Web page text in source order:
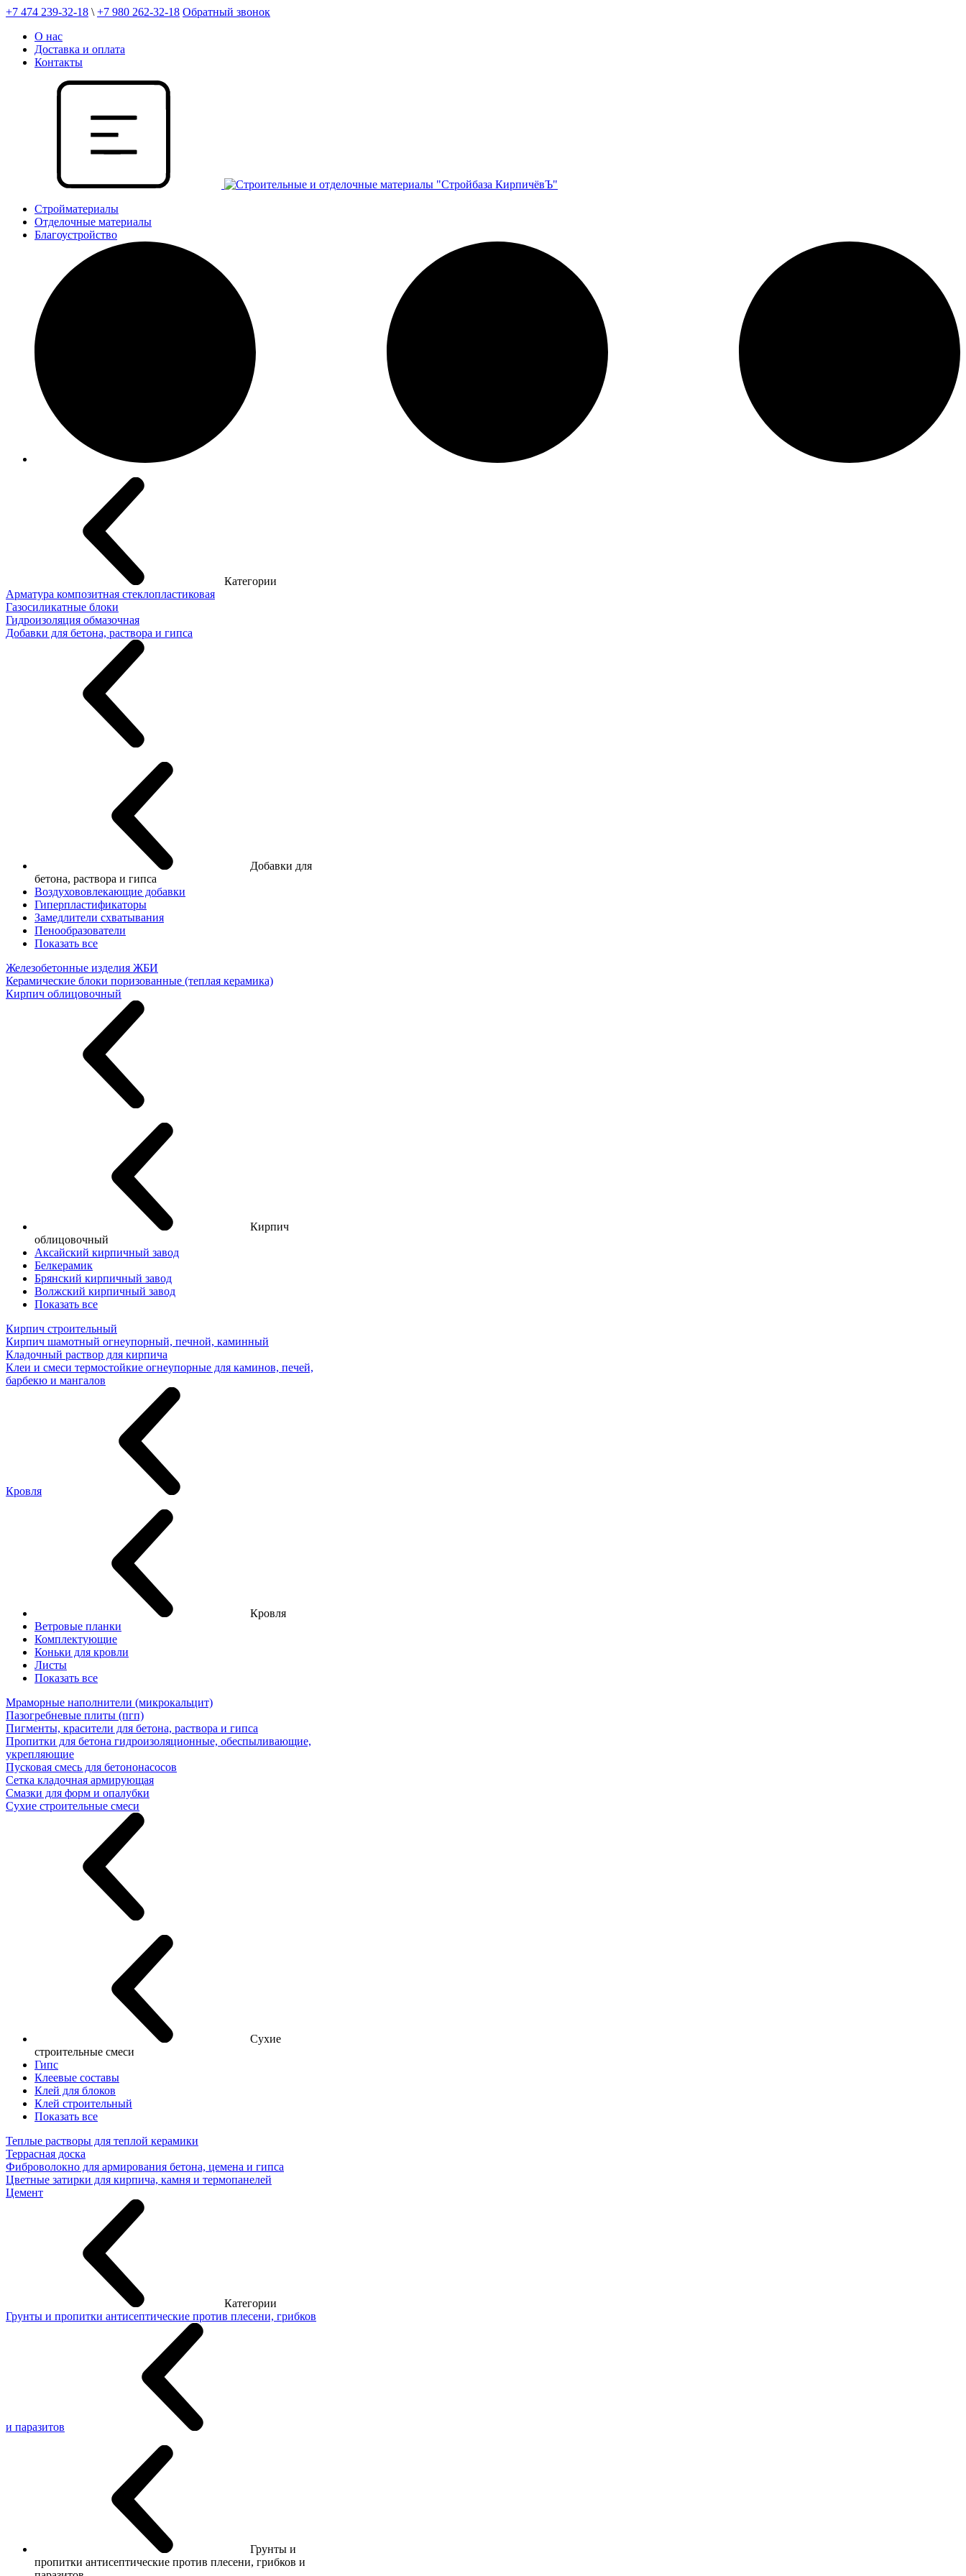
+7 474 239-32-18 \ +7 980 262-32-18 Обратный звонок
О нас
Доставка и оплата
Контакты
Стройматериалы
Отделочные материалы
Благоустройство
Категории
Арматура композитная стеклопластиковая
Газосиликатные блоки
Гидроизоляция обмазочная
Добавки для бетона, раствора и гипса
Добавки для
бетона, раствора и гипса
Воздухововлекающие добавки
Гиперпластификаторы
Замедлители схватывания
Пенообразователи
Показать все
Железобетонные изделия ЖБИ
Керамические блоки поризованные (теплая керамика)
Кирпич облицовочный
Кирпич
облицовочный
Аксайский кирпичный завод
Белкерамик
Брянский кирпичный завод
Волжский кирпичный завод
Показать все
Кирпич строительный
Кирпич шамотный огнеупорный, печной, каминный
Кладочный раствор для кирпича
Клеи и смеси термостойкие огнеупорные для каминов, печей,
барбекю и мангалов
Кровля
Кровля
Ветровые планки
Комплектующие
Коньки для кровли
Листы
Показать все
Мраморные наполнители (микрокальцит)
Пазогребневые плиты (пгп)
Пигменты, красители для бетона, раствора и гипса
Пропитки для бетона гидроизоляционные, обеспыливающие,
укрепляющие
Пусковая смесь для бетононасосов
Сетка кладочная армирующая
Смазки для форм и опалубки
Сухие строительные смеси
Сухие
строительные смеси
Гипс
Клеевые составы
Клей для блоков
Клей строительный
Показать все
Теплые растворы для теплой керамики
Террасная доска
Фиброволокно для армирования бетона, цемена и гипса
Цветные затирки для кирпича, камня и термопанелей
Цемент
Категории
Грунты и пропитки антисептические против плесени, грибков
и паразитов
Грунты и
пропитки антисептические против плесени, грибков и